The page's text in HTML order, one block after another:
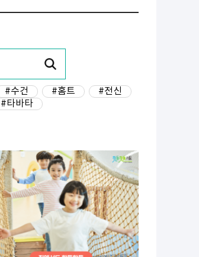
#수건 #홈트
#전신
#타바타